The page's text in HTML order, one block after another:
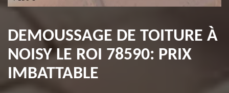
DEMOUSSAGE DE TOITURE À
NOISY LE ROI 78590: PRIX
IMBATTABLE